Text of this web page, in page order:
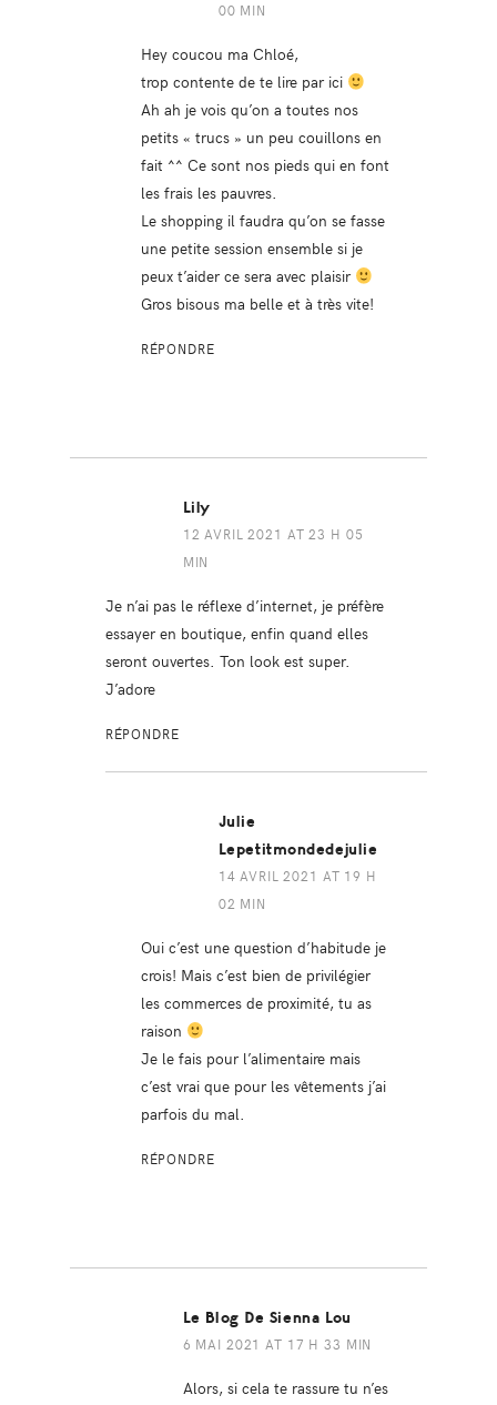
00 MIN
Hey coucou ma Chloé,
trop contente de te lire par ici
Ah ah je vois qu’on a toutes nos
petits « trucs » un peu couillons en
fait ^^ Ce sont nos pieds qui en font
les frais les pauvres.
Le shopping il faudra qu’on se fasse
une petite session ensemble si je
peux t’aider ce sera avec plaisir
Gros bisous ma belle et à très vite!
RÉPONDRE
Lily
12 AVRIL 2021 AT 23 H 05
MIN
Je n’ai pas le réflexe d’internet, je préfère
essayer en boutique, enfin quand elles
seront ouvertes. Ton look est super.
J’adore
RÉPONDRE
Julie
Lepetitmondedejulie
14 AVRIL 2021 AT 19 H
02 MIN
Oui c’est une question d’habitude je
crois! Mais c’est bien de privilégier
les commerces de proximité, tu as
raison
Je le fais pour l’alimentaire mais
c’est vrai que pour les vêtements j’ai
parfois du mal.
RÉPONDRE
Le Blog De Sienna Lou
6 MAI 2021 AT 17 H 33 MIN
Alors, si cela te rassure tu n’es